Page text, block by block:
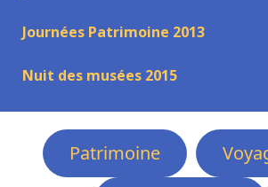
Journées Patrimoine 2013
Nuit des musées 2015
Patrimoine